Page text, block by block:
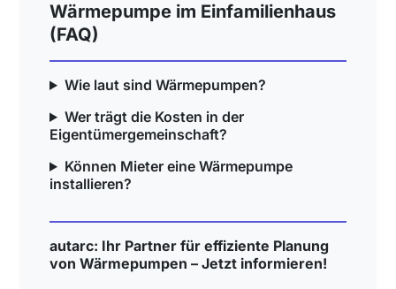
Wärmepumpe im Einfamilienhaus
(FAQ)
Wie laut sind Wärmepumpen?
Wer trägt die Kosten in der
Eigentümergemeinschaft?
Können Mieter eine Wärmepumpe
installieren?
autarc: Ihr Partner für effiziente Planung
von Wärmepumpen – Jetzt informieren!